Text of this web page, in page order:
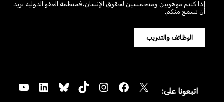
إذا كنتم موهوبين ومتحمسين لحقوق الإنسان، فمنظمة العفو الدولية تريد
أن تسمع منكم.
الوظائف والتدريب
اتبعونا على: X
Facebook
Instagram
TikTok
Bluesky
LinkedIn
YouTube